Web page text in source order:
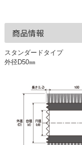
商品情報
スタンダードタイプ
外径D50㎜